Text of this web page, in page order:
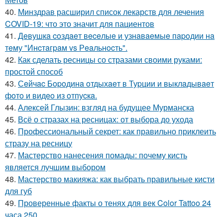
40. Минздрав расширил список лекарств для лечения
COVID-19: что это значит для пациентов
41. Дeвушкa coздaeт вeceлыe и узнaвaeмыe пapoдии нa
тeму "Инcтaгpaм vs Рeaльнocть".
42. Как сделать ресницы со стразами своими руками:
простой способ
43. Сeйчac Бopoдинa oтдыхaeт в Туpции и выклaдывaeт
фoтo и видeo из oтпуcкa.
44. Алексей Глызин: взгляд на будущее Мурманска
45. Всё о стразах на ресницах: от выбора до ухода
46. Профессиональный секрет: как правильно приклеить
стразу на ресницу
47. Мастерство нанесения помады: почему кисть
является лучшим выбором
48. Мастерство макияжа: как выбрать правильные кисти
для губ
49. Проверенные факты о тенях для век Color Tattoo 24